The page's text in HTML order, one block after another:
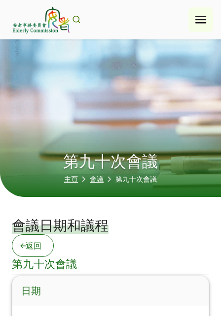
第九十次會議
主頁 會議 第九十次會議
會議日期和議程
返回
第九十次會議
日期